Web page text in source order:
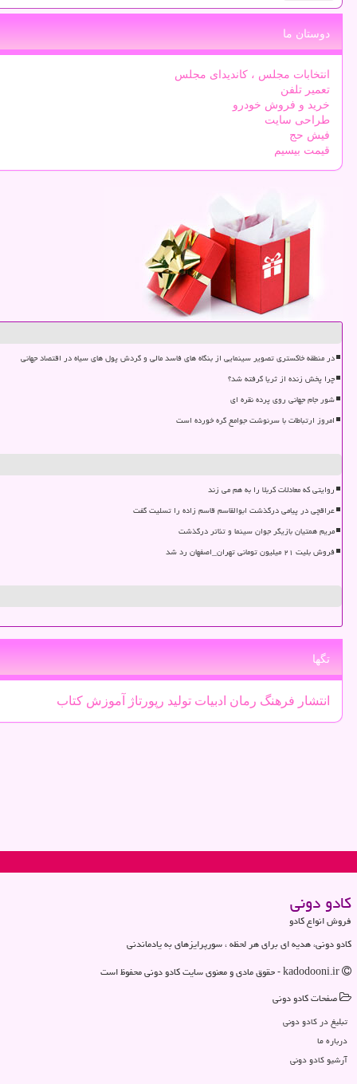
دوستان ما
انتخابات مجلس ، کاندیدای مجلس
تعمیر تلفن
خرید و فروش خودرو
طراحی سایت
فیش حج
قیمت بیسیم
در منطقه خاکستری تصویر سینمایی از بنگاه های فاسد مالی و گردش پول های سیاه در اقتصاد جهانی
چرا پخش زنده از ثریا گرفته شد؟
شور جام جهانی روی پرده نقره ای
امروز ارتباطات با سرنوشت جوامع گره خورده است
روایتی که معادلات کربلا را به هم می زند
عراقچی در پیامی درگذشت ابوالقاسم قاسم زاده را تسلیت گفت
مریم همتیان بازیگر جوان سینما و تئاتر درگذشت
فروش بلیت ۲۱ میلیون تومانی تهران_اصفهان رد شد
تگها
انتشار فرهنگ رمان ادبیات تولید رپورتاژ آموزش كتاب
كادو دونی
فروش انواع کادو
کادو دونی، هدیه ای برای هر لحظه ، سورپرایزهای به یادماندنی
صفحات كادو دونی
تبلیغ در كادو دونی
درباره ما
آرشیو كادو دونی